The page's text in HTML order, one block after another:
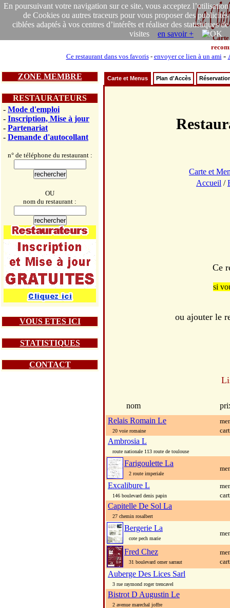
En poursuivant votre navigation sur ce site, vous acceptez l’utilisation
de Cookies ou autres traceurs pour vous proposer des publicités
ciblées adaptés à vos centres d’intérêts et réaliser des statistiques de
visites en savoir +
Carte
Ce restaurant dans vos favoris- envoyer ce lien à un ami -
ZONE MEMBRE
RESTAURATEURS
- Mode d'emploi
- Inscription, Mise à jour
- Partenariat
- Demande d'autocollant
n° de téléphone du restaurant :
OU
nom du restaurant :
VOUS ETES ICI
STATISTIQUES
CONTACT
Carte et Menus Plan d'Accès
Carte et
Accueil /
Ce
si
ou ajouter le
nom
Relais Romain Le
20 voie romaine
Ambrosia L
route nationale 113 route de toulouse
Farigoulette La
2 route imperiale
Excalibure L
146 boulevard denis papin
Capitelle De Sol La
27 chemin rosalbert
Bergerie La
cote pech marie
Fred Chez
31 boulevard omer sarraut
Auberge Des Lices Sarl
3 rue raymond roger trencavel
Bistrot D Augustin Le
2 avenue marechal joffre